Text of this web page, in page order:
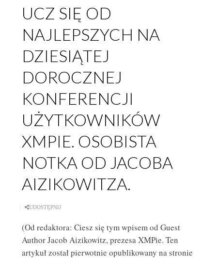
UCZ SIĘ OD
NAJLEPSZYCH NA
DZIESIĄTEJ
DOROCZNEJ
KONFERENCJI
UŻYTKOWNIKÓW
XMPIE. OSOBISTA
NOTKA OD JACOBA
AIZIKOWITZA.
UDOSTĘPNIJ
(Od redaktora: Ciesz się tym wpisem od Guest
Author Jacob Aizikowitz, prezesa XMPie. Ten
artykuł został pierwotnie opublikowany na stronie